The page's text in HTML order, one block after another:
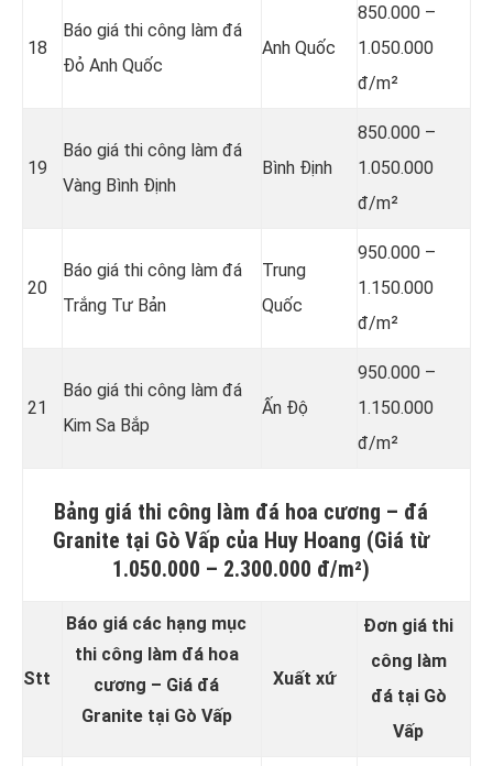
18
Báo giá thi công làm đá
Đỏ Anh Quốc
Anh Quốc
850.000 –
1.050.000
đ/m²
19
Báo giá thi công làm đá
Vàng Bình Định
Bình Định
850.000 –
1.050.000
đ/m²
20
Báo giá thi công làm đá
Trắng Tư Bản
Trung
Quốc
950.000 –
1.150.000
đ/m²
21
Báo giá thi công làm đá
Kim Sa Bắp
Ấn Độ
950.000 –
1.150.000
đ/m²
Bảng giá thi công làm đá hoa cương – đá
Granite tại Gò Vấp của Huy Hoang (Giá từ
1.050.000 – 2.300.000 đ/m²)
Stt
Báo giá các hạng mục
thi công làm đá hoa
cương – Giá đá
Granite tại Gò Vấp
Xuất xứ
Đơn giá thi
công làm
đá tại Gò
Vấp